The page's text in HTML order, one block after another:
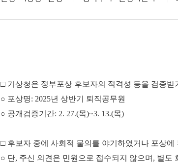
□ 기상청은 정부포상 후보자의 적격성 등을 검증
○ 포상명: 2025년 상반기 퇴직공무원
○ 공개검증기간: 2. 27.(목)~3. 13.(목)
□ 후보자 중에 사회적 물의를 야기하였거나 포상
○ 단, 주신 의견은 민원으로 접수되지 않으며, 별도